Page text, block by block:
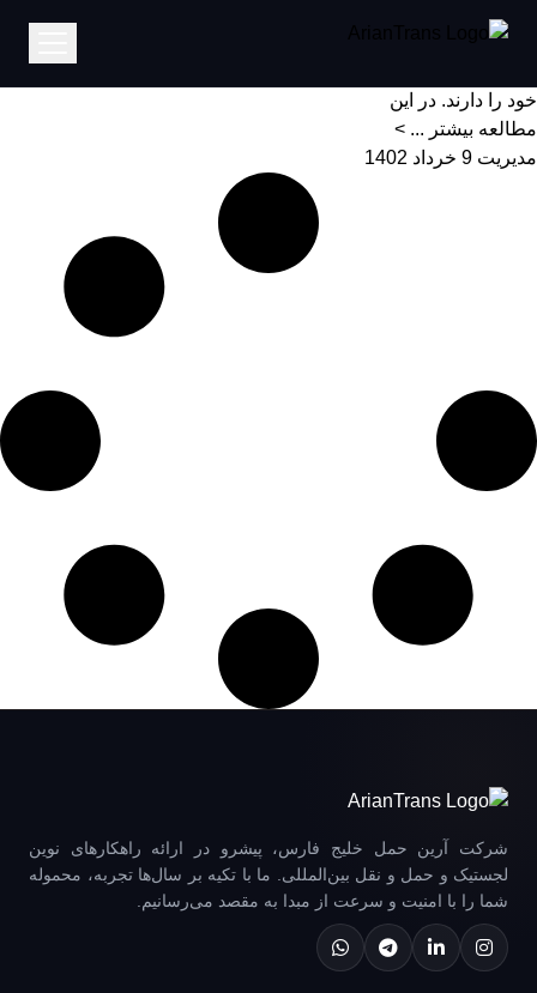
حمل و نقل بار هوایی و دریایی دو روش اصلی در جابجایی کالاها در
خود را دارند. در این
مطالعه بیشتر ... >
مدیریت 9 خرداد 1402
شرکت آرین حمل خلیج فارس، پیشرو در ارائه راهکارهای نوین
لجستیک و حمل و نقل بین‌المللی. ما با تکیه بر سال‌ها تجربه، محموله
شما را با امنیت و سرعت از مبدا به مقصد می‌رسانیم.